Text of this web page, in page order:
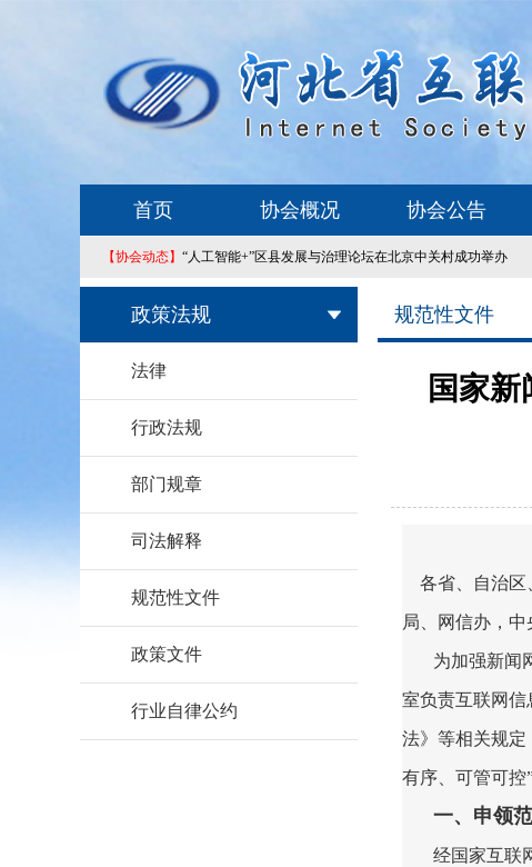
首页 协会概况 协会公告
【协会动态】 “人工智能+”区县发展与治理论坛在北京中关村成功举办
政策法规
法律
行政法规
部门规章
司法解释
规范性文件
政策文件
行业自律公约
规范性文件
国家
各省、自治区
局、网信办，
为加强新闻
室负责互联网
法》等相关规定
有序、可管可控
一、申领
经国家互联